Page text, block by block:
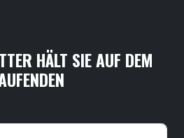
HÄLT SIE AUF DEM